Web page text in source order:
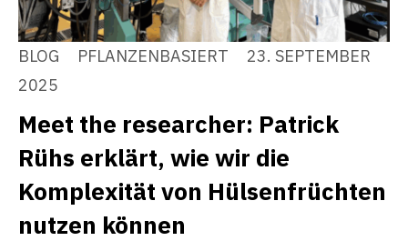
BLOG PFLANZENBASIERT
23. SEPTEMBER
2025
Meet the researcher: Patrick
Rühs erklärt, wie wir die
Komplexität von Hülsenfrüchten
nutzen können